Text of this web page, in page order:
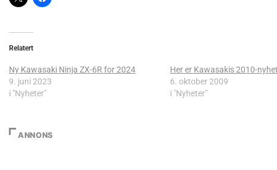
Relatert
Ny Kawasaki Ninja ZX-6R for 2024
9. juni 2023
i "Nyheter"
Her er Kawasakis 2010-
6. oktober 2009
i "Nyheter"
ANNONS